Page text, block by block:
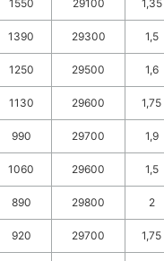
1550 29100 1,35
1390 29300 1,5
1250 29500 1,6
1130 29600 1,75
990 29700 1,9
1060 29600 1,5
890 29800 2
920 29700 1,75